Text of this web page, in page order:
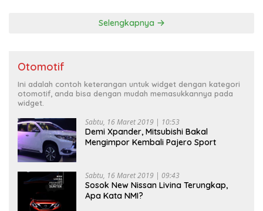
Selengkapnya
Otomotif
Ini adalah contoh keterangan untuk widget dengan kategori
otomotif, anda bisa dengan mudah memasukkannya pada
widget.
Sabtu, 16 Maret 2019 | 10:53
Demi Xpander, Mitsubishi Bakal
Mengimpor Kembali Pajero Sport
Sabtu, 16 Maret 2019 | 09:43
Sosok New Nissan Livina Terungkap,
Apa Kata NMI?